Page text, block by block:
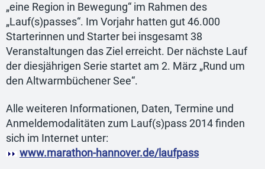
„eine Region in Bewegung“ im Rahmen des
„Lauf(s)passes“. Im Vorjahr hatten gut 46.000
Starterinnen und Starter bei insgesamt 38
Veranstaltungen das Ziel erreicht. Der nächste Lauf
der diesjährigen Serie startet am 2. März „Rund um
den Altwarmbüchener See“.
Alle weiteren Informationen, Daten, Termine und
Anmeldemodalitäten zum Lauf(s)pass 2014 finden
sich im Internet unter:
www.marathon-hannover.de/laufpass